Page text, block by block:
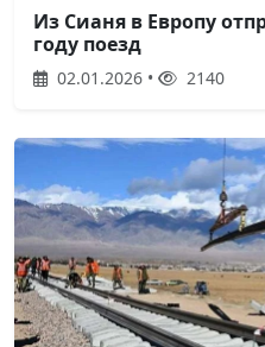
Из Сианя в Европу
году поезд
02.01.2026 • 2140